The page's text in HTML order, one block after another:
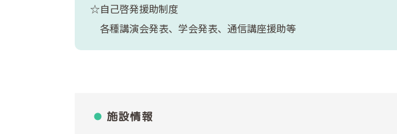
☆自己啓発援助制度
各種講演会発表、学会発表、通信講座援助等
施設情報